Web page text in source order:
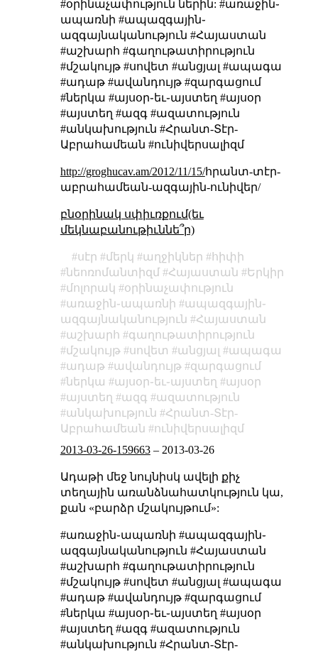
#օրինաչափություն ներին: #առաջին֊
ապառնի #ապազգային֊
ազգայնականություն #Հայաստան
#աշխարհ #գաղութատիրություն
#մշակույթ #սովետ #անցյալ #ապագա
#ադաթ #ավանդույթ #զարգացում
#ներկա #այսօր֊եւ֊այստեղ #այսօր
#այստեղ #ազգ #ազատություն
#անկախություն #Հրանտ-Տէր-
Աբրահամեան #ունիվերսալիզմ
http://groghucav.am/2012/11/15/հրանտ-տէր-
աբրահամեան-ազգային-ունիվեր/
բնօրինակ սփիւռքում(եւ
մեկնաբանութիւննե՞ր)
սէր մերկ աղջիկներ
հիփի
նեոռոմանտիզմ
Հայաստան
Երկիր
մոլորակ
օրինաչափություն
առաջին֊ապառնի
ապազգային֊
ազգայնականություն
Հայաստան
աշխարհ
գաղութատիրություն
մշակույթ
սովետ անցյալ
ապագա
ադաթ
ավանդույթ
զարգացում
ներկա
այսօր֊եւ֊այստեղ
այսօր
այստեղ
ազգ
ազատություն
անկախություն
Հրանտ-Տէր-
Աբրահամեան
ունիվերսալիզմ
2013-03-26-159663– 2013-03-26
Ադաթի մեջ նույնիսկ ավելի քիչ
տեղային առանձնահատկություն կա,
քան «բարձր մշակույթում»:
#առաջին֊ապառնի #ապազգային֊
ազգայնականություն #Հայաստան
#աշխարհ #գաղութատիրություն
#մշակույթ #սովետ #անցյալ #ապագա
#ադաթ #ավանդույթ #զարգացում
#ներկա #այսօր֊եւ֊այստեղ #այսօր
#այստեղ #ազգ #ազատություն
#անկախություն #Հրանտ-Տէր-